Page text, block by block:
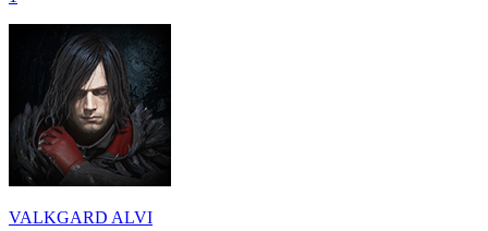
VALKGARD ALVI